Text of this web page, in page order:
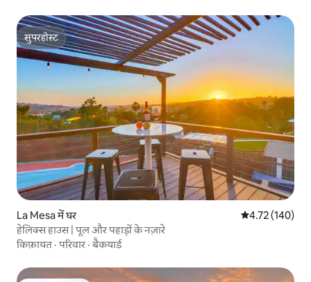
सुपरहोस्ट
सुपरहोस्ट
La Mesa में घर औसत रेटिंग 5 में से
4.72 (140)
हेलिक्स हाउस | पूल और पहाड़ों के नज़ारे
किफ़ायत ·परिवार ·बैकयार्ड